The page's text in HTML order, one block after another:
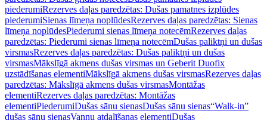
piederumiRezerves daļas paredzētas: Dušas pamatnes izplūdes
piederumiSienas līmeņa noplūdesRezerves daļas paredzētas: Sienas
līmeņa noplūdesPiederumi sienas līmeņa notecēmRezerves daļas
paredzētas: Piederumi sienas līmeņa notecēmDušas paliktņi un dušas
virsmasRezerves daļas paredzētas: Dušas paliktņi un dušas
virsmasMākslīgā akmens dušas virsmas un Geberit Duofix
uzstādīšanas elementiMākslīgā akmens dušas virsmasRezerves daļas
paredzētas: Mākslīgā akmens dušas virsmasMontāžas
elementiRezerves daļas paredzētas: Montāžas
elementiPiederumiDušas sānu sienasDušas sānu sienas“Walk-in”
dušas sānu sienasVannu atdalīšanas elementiDušas